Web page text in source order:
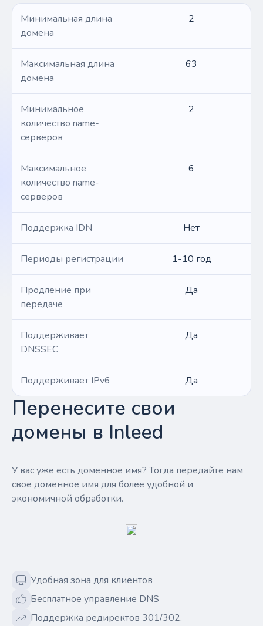
Минимальная длина
домена
2
Максимальная длина
домена
63
Минимальное
количество name-
серверов
2
Максимальное
количество name-
серверов
6
Поддержка IDN Нет
Периоды регистрации 1-10 год
Продление при
передаче
Да
Поддерживает
DNSSEC
Да
Поддерживает IPv6 Да
Перенесите свои
домены в Inleed
У вас уже есть доменное имя? Тогда передайте нам
свое доменное имя для более удобной и
экономичной обработки.
Удобная зона для клиентов
Бесплатное управление DNS
Поддержка редиректов 301/302.